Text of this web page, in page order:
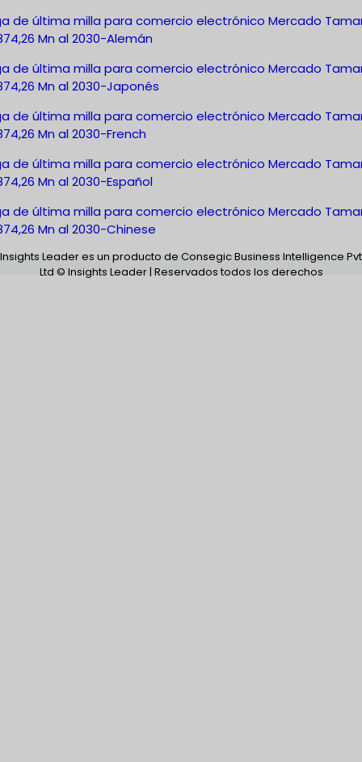
de última milla para comercio electrónico Mercado
Mn al 2030-Alemán
de última milla para comercio electrónico Mercado
Mn al 2030-Japonés
de última milla para comercio electrónico Mercado
Mn al 2030-French
de última milla para comercio electrónico Mercado
Mn al 2030-Español
de última milla para comercio electrónico Mercado
Mn al 2030-Chinese
Insights Leader es un producto de Consegic Business Intelligence Pvt
Ltd © Insights Leader | Reservados todos los derechos